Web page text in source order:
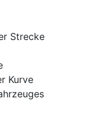
Strecke
Kurve